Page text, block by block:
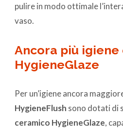
pulire in modo ottimale
vaso.
Ancora più igiene
HygieneGlaze
Per un’igiene ancora
HygieneFlush sono dotati di
ceramico HygieneGlaze,